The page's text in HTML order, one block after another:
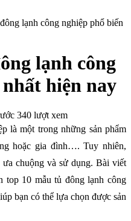
lạnh công nghiệp phổ biến
lạnh công
hiện nay
340 lượt xem
là một trong những sản phẩm
hoặc gia đình…. Tuy nhiên,
chuộng và sử dụng. Bài viết
top 10 mẫu tủ đông lạnh công
bạn có thể lựa chọn được sản